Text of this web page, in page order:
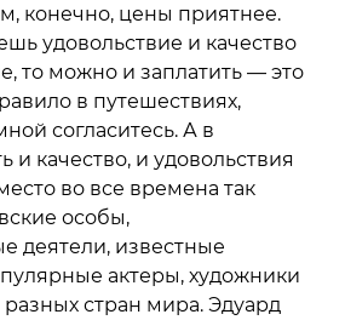
конечно, цены приятнее.
удовольствие и качество
то можно и заплатить — это
в путешествиях,
согласитесь. А в
и качество, и удовольствия
во все времена так
особы,
деятели, известные
актеры, художники
стран мира. Эдуард